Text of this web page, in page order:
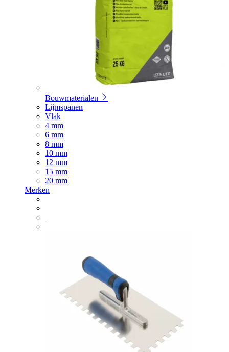
Bouwmaterialen
Lijmspanen
Vlak
4 mm
6 mm
8 mm
10 mm
12 mm
15 mm
20 mm
Merken